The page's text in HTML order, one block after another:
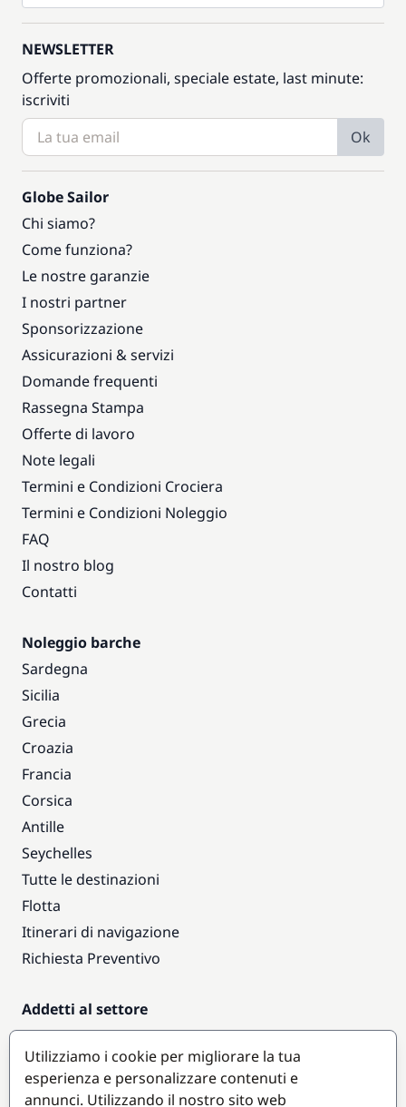
NEWSLETTER
Offerte promozionali, speciale estate, last minute:
iscriviti
Ok
Globe Sailor
Chi siamo?
Come funziona?
Le nostre garanzie
I nostri partner
Sponsorizzazione
Assicurazioni & servizi
Domande frequenti
Rassegna Stampa
Offerte di lavoro
Note legali
Termini e Condizioni Crociera
Termini e Condizioni Noleggio
FAQ
Il nostro blog
Contatti
Noleggio barche
Sardegna
Sicilia
Grecia
Croazia
Francia
Corsica
Antille
Seychelles
Tutte le destinazioni
Flotta
Itinerari di navigazione
Richiesta Preventivo
Addetti al settore
Accesso armatori
Diventare partner
Utilizziamo i cookie per migliorare la tua
esperienza e personalizzare contenuti e
annunci. Utilizzando il nostro sito web